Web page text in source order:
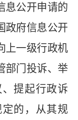
息公开申请的
政府信息公开
上一级行政机
部门投诉、举
提起行政诉
的，从其规